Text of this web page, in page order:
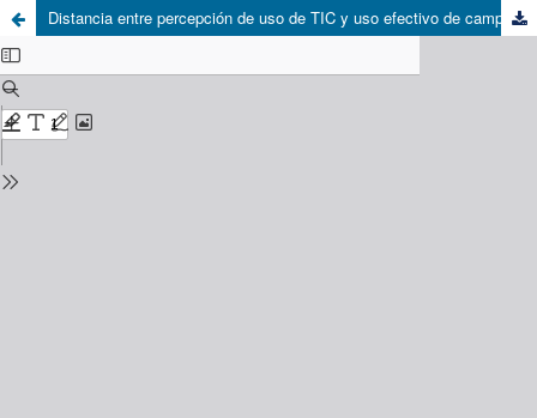
Distancia entre percepción de uso de TIC y uso efectivo de campus virtual en académicos formadores de profesores